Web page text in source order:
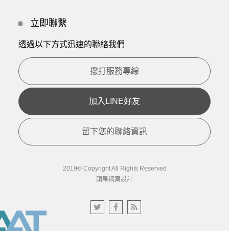
立即聯繫
透過以下方式迅速的聯絡我們
撥打服務專線
加入LINE好友
留下您的聯絡資訊
2019© Copyright All Rights Reserved
蘋果網頁設計